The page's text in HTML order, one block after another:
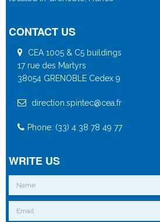
CONTACT US
CEA 1005 & C5 buildings
17 rue des Martyrs
38054 GRENOBLE Cedex 9
direction.spintec@cea.fr
Phone: (33) 4 38 78 49 77
WRITE US